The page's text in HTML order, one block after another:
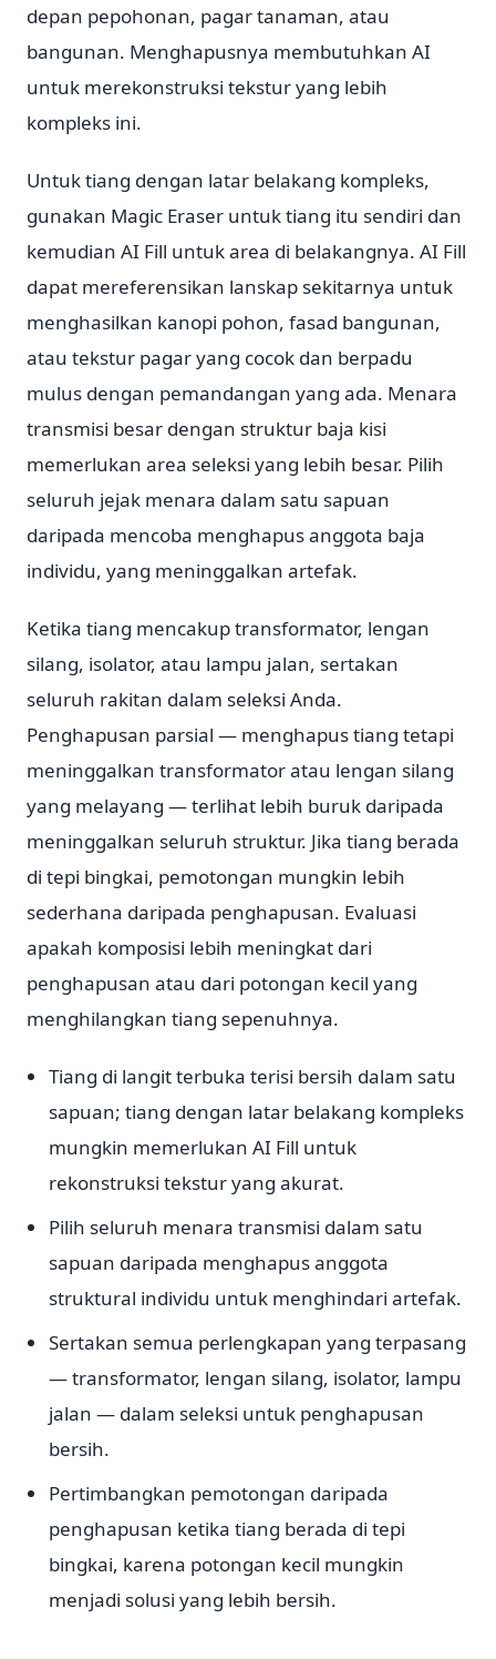
depan pepohonan, pagar tanaman, atau
bangunan. Menghapusnya membutuhkan AI
untuk merekonstruksi tekstur yang lebih
kompleks ini.
Untuk tiang dengan latar belakang kompleks,
gunakan Magic Eraser untuk tiang itu sendiri dan
kemudian AI Fill untuk area di belakangnya. AI Fill
dapat mereferensikan lanskap sekitarnya untuk
menghasilkan kanopi pohon, fasad bangunan,
atau tekstur pagar yang cocok dan berpadu
mulus dengan pemandangan yang ada. Menara
transmisi besar dengan struktur baja kisi
memerlukan area seleksi yang lebih besar. Pilih
seluruh jejak menara dalam satu sapuan
daripada mencoba menghapus anggota baja
individu, yang meninggalkan artefak.
Ketika tiang mencakup transformator, lengan
silang, isolator, atau lampu jalan, sertakan
seluruh rakitan dalam seleksi Anda.
Penghapusan parsial — menghapus tiang tetapi
meninggalkan transformator atau lengan silang
yang melayang — terlihat lebih buruk daripada
meninggalkan seluruh struktur. Jika tiang berada
di tepi bingkai, pemotongan mungkin lebih
sederhana daripada penghapusan. Evaluasi
apakah komposisi lebih meningkat dari
penghapusan atau dari potongan kecil yang
menghilangkan tiang sepenuhnya.
Tiang di langit terbuka terisi bersih dalam satu
sapuan; tiang dengan latar belakang kompleks
mungkin memerlukan AI Fill untuk
rekonstruksi tekstur yang akurat.
Pilih seluruh menara transmisi dalam satu
sapuan daripada menghapus anggota
struktural individu untuk menghindari artefak.
Sertakan semua perlengkapan yang terpasang
— transformator, lengan silang, isolator, lampu
jalan — dalam seleksi untuk penghapusan
bersih.
Pertimbangkan pemotongan daripada
penghapusan ketika tiang berada di tepi
bingkai, karena potongan kecil mungkin
menjadi solusi yang lebih bersih.